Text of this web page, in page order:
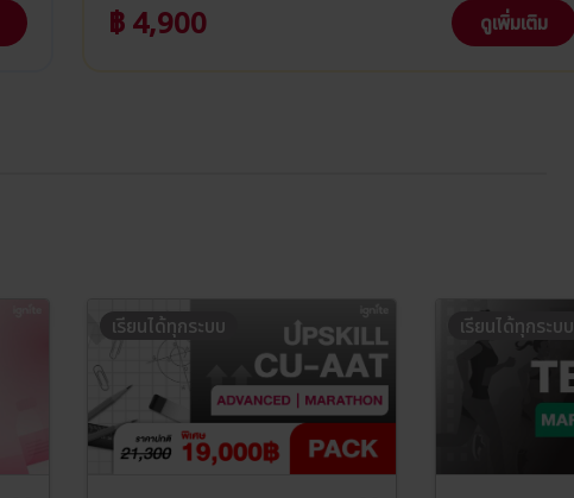
฿ 4,900 ดูเพิ่มเติม
เรียนได้ทุกระบบ เรียนได้ทุกระบบ